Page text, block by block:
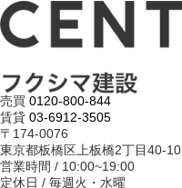
売買 0120-800-844
賃貸 03-6912-3505
〒174-0076
東京都板橋区上板橋2丁目40-10
営業時間 / 10:00~19:00
定休日 / 毎週火・水曜